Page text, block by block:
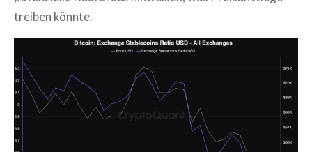
treiben könnte.